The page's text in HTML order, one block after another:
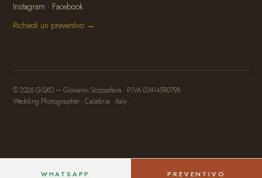
Instagram · Facebook
Richiedi un preventivo →
© 2026 GISKO — Giovanni Scozzafava · P.IVA 03414590798
Wedding Photographer · Calabria · Italy
WHATSAPP PREVENTIVO